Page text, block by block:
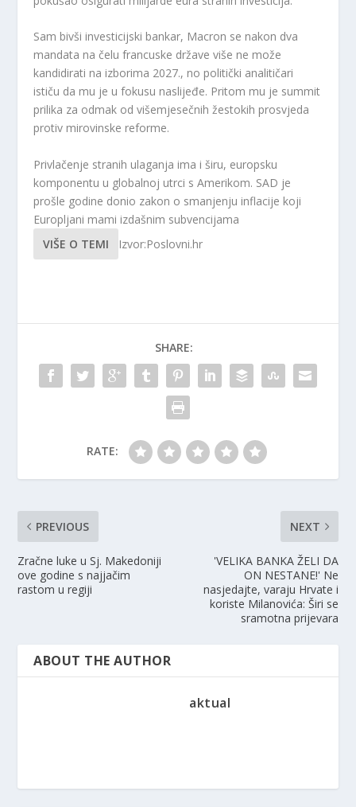
Sam bivši investicijski bankar, Macron se nakon dva
mandata na čelu francuske države više ne može
kandidirati na izborima 2027., no politički analitičari
ističu da mu je u fokusu naslijeđe. Pritom mu je summit
prilika za odmak od višemjesečnih žestokih prosvjeda
protiv mirovinske reforme.
Privlačenje stranih ulaganja ima i širu, europsku
komponentu u globalnoj utrci s Amerikom. SAD je
prošle godine donio zakon o smanjenju inflacije koji
Europljani mami izdašnim subvencijama
VIŠE O TEMI
Izvor:Poslovni.hr
SHARE:
RATE:
PREVIOUS
Zračne luke u Sj. Makedoniji
ove godine s najjačim
rastom u regiji
NEXT
'VELIKA BANKA ŽELI DA
ON NESTANE!' Ne
nasjedajte, varaju Hrvate i
koriste Milanovića: Širi se
sramotna prijevara
ABOUT THE AUTHOR
aktual